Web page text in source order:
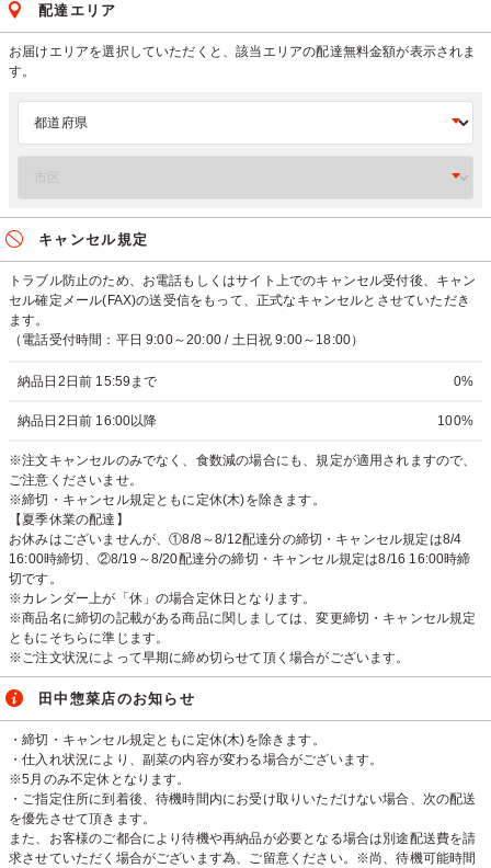
配達エリア
お届けエリアを選択していただくと、該当エリアの配達無料金額が表示されま
す。
キャンセル規定
トラブル防止のため、お電話もしくはサイト上でのキャンセル受付後、キャン
セル確定メール(FAX)の送受信をもって、正式なキャンセルとさせていただき
ます。
（電話受付時間：平日 9:00～20:00 / 土日祝 9:00～18:00）
納品日2日前 15:59まで 0%
納品日2日前 16:00以降 100%
※注文キャンセルのみでなく、食数減の場合にも、規定が適用されますので、
ご注意くださいませ。
※締切・キャンセル規定ともに定休(木)を除きます。
【夏季休業の配達】
お休みはございませんが、①8/8～8/12配達分の締切・キャンセル規定は8/4
16:00時締切、②8/19～8/20配達分の締切・キャンセル規定は8/16 16:00時締
切です。
※カレンダー上が「休」の場合定休日となります。
※商品名に締切の記載がある商品に関しましては、変更締切・キャンセル規定
ともにそちらに準じます。
※ご注文状況によって早期に締め切らせて頂く場合がございます。
田中惣菜店のお知らせ
・締切・キャンセル規定ともに定休(木)を除きます。
・仕入れ状況により、副菜の内容が変わる場合がございます。
※5月のみ不定休となります。
・ご指定住所に到着後、待機時間内にお受け取りいただけない場合、次の配送
を優先させて頂きます。
また、お客様のご都合により待機や再納品が必要となる場合は別途配送費を請
求させていただく場合がございます為、ご留意ください。※尚、待機可能時間